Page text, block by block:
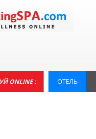
ОТЕЛЬ